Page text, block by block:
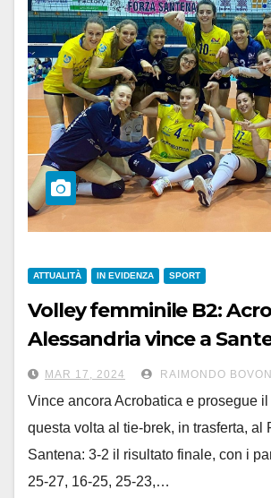
ATTUALITÀ IN EVIDENZA SPORT
Volley femminile B2:
Alessandria vince a
break e mantiene la
MAR 17, 2024 RAIMONDO
Vince ancora Acrobatica e prosegue
questa volta al tie-brek, in trasferta, al
Santena: 3-2 il risultato finale, con i
25-27, 16-25, 25-23,…